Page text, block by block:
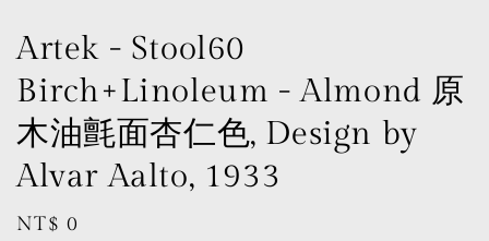
Artek - Stool60
Birch+Linoleum - Almond 原
木油氈面杏仁色, Design by
Alvar Aalto, 1933
Regular
NT$ 0